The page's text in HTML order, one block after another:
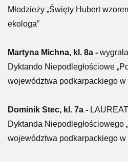
Młodzieży „Święty Hubert
ekologa”
Martyna Michna, kl. 8a -
Dyktando Niepodległościowe
województwa podkarpackiego
Dominik Stec, kl. 7a -
Dyktanda Niepodległościowego
województwa podkarpackiego